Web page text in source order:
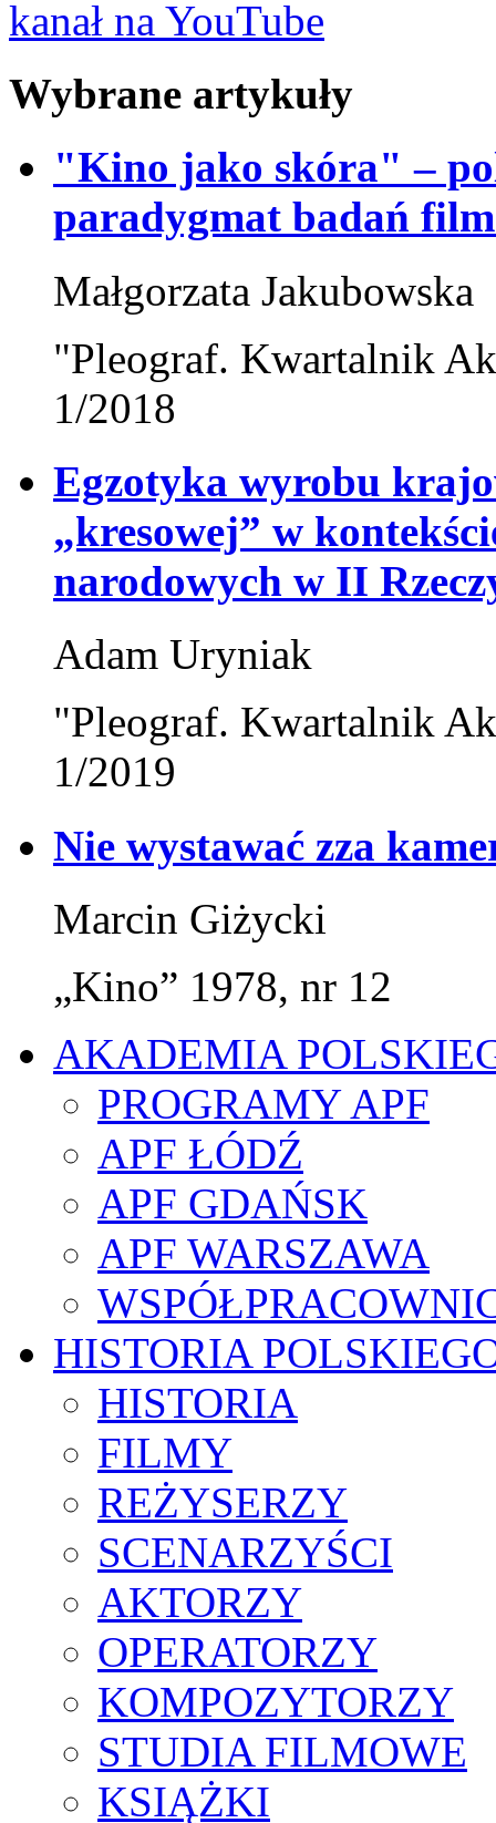
kanał na YouTube
Wybrane artykuły
"Kino jako skóra" –
paradygmat badań
Małgorzata Jakubowska
"Pleograf. Kwartalnik
1/2018
Egzotyka wyrobu
„kresowej” w
narodowych w II
Adam Uryniak
"Pleograf. Kwartalnik
1/2019
Nie wystawać zza
Marcin Giżycki
„Kino” 1978, nr 12
AKADEMIA
PROGRAMY APF
APF ŁÓDŹ
APF GDAŃSK
APF WARSZAWA
HISTORIA
HISTORIA
FILMY
REŻYSERZY
SCENARZYŚCI
AKTORZY
OPERATORZY
KOMPOZYTORZY
STUDIA FILMOWE
KSIĄŻKI